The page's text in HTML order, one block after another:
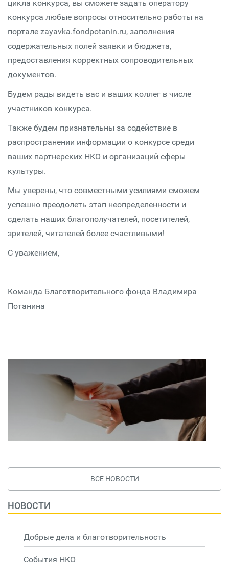
цикла конкурса, вы сможете задать оператору
конкурса любые вопросы относительно работы на
портале zayavka.fondpotanin.ru, заполнения
содержательных полей заявки и бюджета,
предоставления корректных сопроводительных
документов.
Будем рады видеть вас и ваших коллег в числе
участников конкурса.
Также будем признательны за содействие в
распространении информации о конкурсе среди
ваших партнерских НКО и организаций сферы
культуры.
Мы уверены, что совместными усилиями сможем
успешно преодолеть этап неопределенности и
сделать наших благополучателей, посетителей,
зрителей, читателей более счастливыми!
С уважением,
Команда Благотворительного фонда Владимира
Потанина
ВСЕ НОВОСТИ
НОВОСТИ
Добрые дела и благотворительность
События НКО